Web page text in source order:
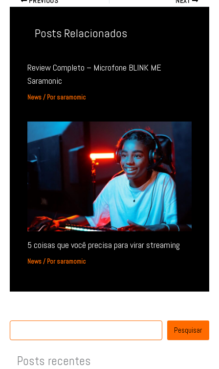
Posts Relacionados
Review Completo – Microfone BLINK ME
Saramonic
News/ Porsaramomic
5 coisas que você precisa para virar streaming
News/ Porsaramomic
Pesquisar
Posts recentes